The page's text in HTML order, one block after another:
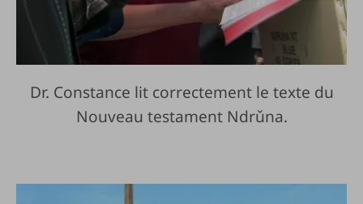
Dr. Constance lit correctement le texte du
Nouveau testament Ndrǔna.